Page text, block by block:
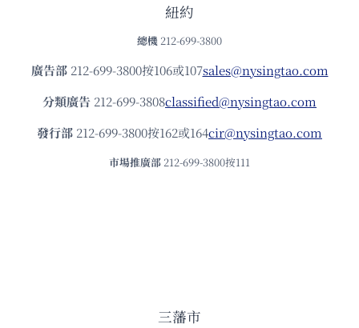
紐約
總機 212-699-3800
廣告部212-699-3800按106或107sales@nysingtao.com
分類廣告 212-699-3808classified@nysingtao.com
發⾏部 212-699-3800按162或164cir@nysingtao.com
市場推廣部 212-699-3800按111
三藩市